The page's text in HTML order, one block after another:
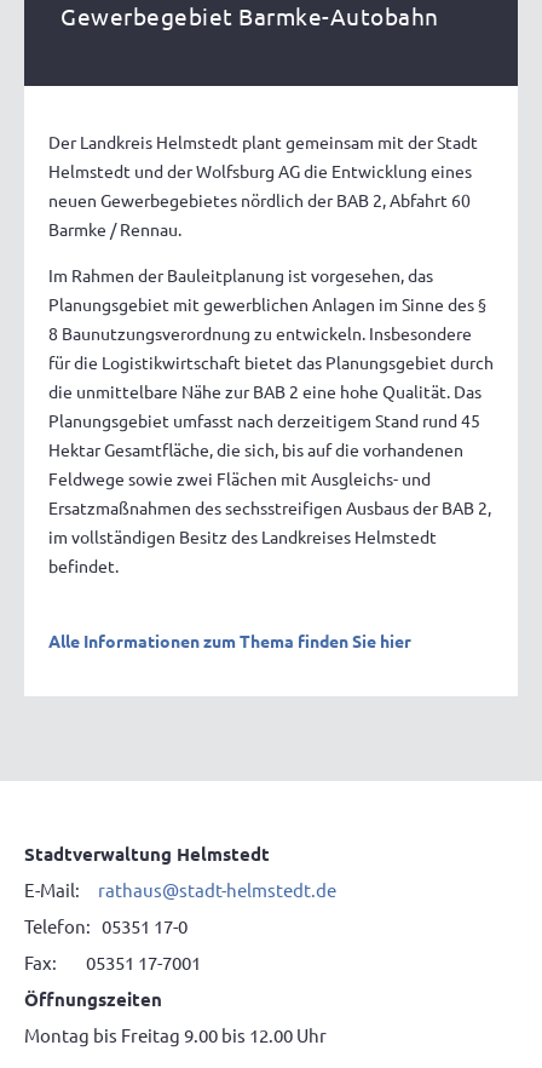
Gewerbegebiet Barmke-Autobahn
Der Landkreis Helmstedt plant gemeinsam mit der Stadt
Helmstedt und der Wolfsburg AG die Entwicklung eines
neuen Gewerbegebietes nördlich der BAB 2, Abfahrt 60
Barmke / Rennau.
Im Rahmen der Bauleitplanung ist vorgesehen, das
Planungsgebiet mit gewerblichen Anlagen im Sinne des §
8 Baunutzungsverordnung zu entwickeln. Insbesondere
für die Logistikwirtschaft bietet das Planungsgebiet durch
die unmittelbare Nähe zur BAB 2 eine hohe Qualität. Das
Planungsgebiet umfasst nach derzeitigem Stand rund 45
Hektar Gesamtfläche, die sich, bis auf die vorhandenen
Feldwege sowie zwei Flächen mit Ausgleichs- und
Ersatzmaßnahmen des sechsstreifigen Ausbaus der BAB 2,
im vollständigen Besitz des Landkreises Helmstedt
befindet.
Alle Informationen zum Thema finden Sie hier
Stadtverwaltung Helmstedt
E-Mail: rathaus@stadt-helmstedt.de
Telefon: 05351 17-0
Fax: 05351 17-7001
Öffnungszeiten
Montag bis Freitag 9.00 bis 12.00 Uhr